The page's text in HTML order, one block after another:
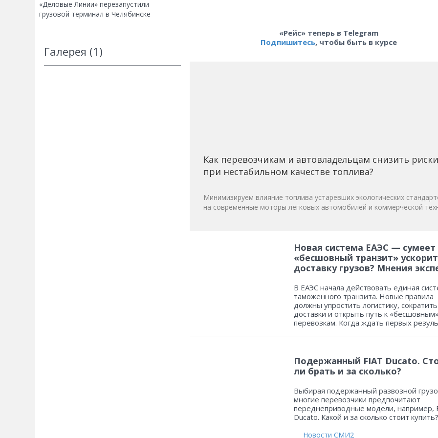
«Деловые Линии» перезапустили
грузовой терминал в Челябинске
Галерея (1)
«Рейс» теперь в Telegram
Подпишитесь, чтобы быть в курсе
Как перевозчикам и автовладельцам снизить риски
при нестабильном качестве топлива?
Минимизируем влияние топлива устаревших экологических
на современные моторы легковых автомобилей и коммерческой
Новая система ЕАЭС — сумеет
«бесшовный транзит»
доставку грузов? Мнения
В ЕАЭС начала действовать единая
таможенного транзита. Новые правила
должны упростить логистику,
доставки и открыть путь к «бесшовным»
перевозкам. Когда ждать первых
Подержанный FIAT Ducato.
ли брать и за сколько?
Выбирая подержанный развозной
многие перевозчики предпочитают
переднеприводные модели, например,
Ducato. Какой и за сколько стоит купить?
Новости СМИ2